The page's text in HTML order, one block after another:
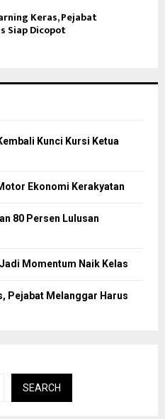
Keras, Pejabat
Siap Dicopot
Kunci Kursi Ketua
Ekonomi Kerakyatan
80 Persen Lulusan
Momentum Naik Kelas
Pejabat Melanggar Harus
SEARCH